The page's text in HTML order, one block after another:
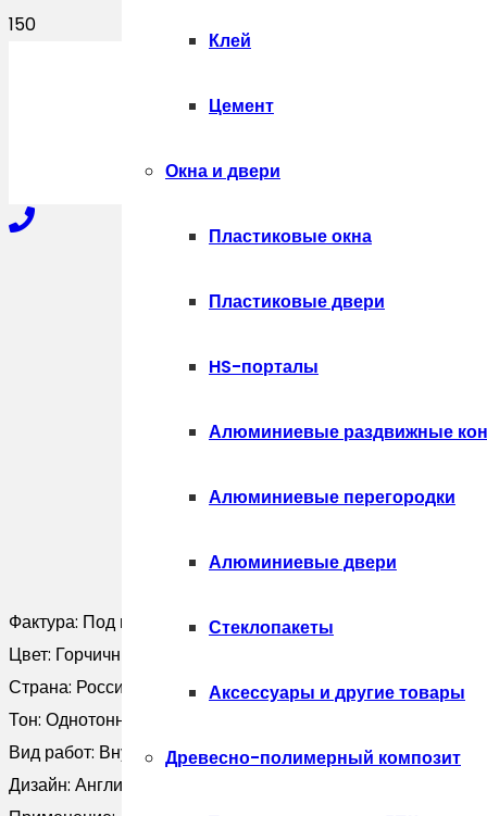
+7-910-327-77-88
Клей
Цемент
Окна и двери
Пластиковые окна
Пластиковые двери
HS-порталы
Алюминиевые раздвижные
Алюминиевые перегородки
Алюминиевые двери
Стеклопакеты
Аксессуары и другие товары
Древесно-полимерный композит
Фактура: Под камень
Цвет: Горчичный; Желтый
Страна: Россия
Тон: Однотонный
Вид работ: Внутренние; Наружные
Дизайн: Английский; Бесшовный; Классический; Лофт;